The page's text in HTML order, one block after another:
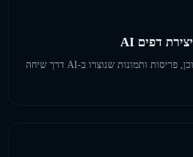
יצירת דפים AI
צור דפים מרהיבים עם תוכן, פריסות ותמונות שנוצרו ב-AI דרך שיחה